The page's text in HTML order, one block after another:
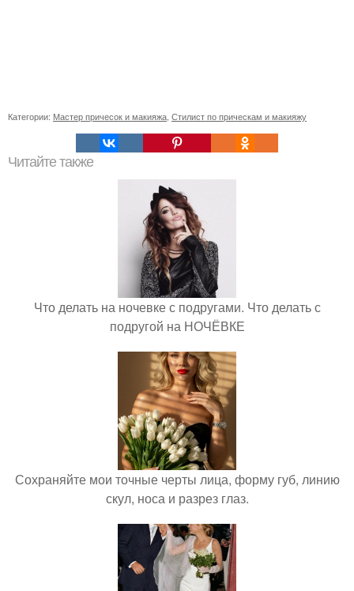
Категории: Мастер причесок и макияжа Стилист по прическам и макияжу
Читайте также
Что делать на ночевке с подругами. Что делать с
подругой на НОЧЁВКЕ
Сохраняйте мои точные черты лица, форму губ, линию
скул, носа и разрез глаз.